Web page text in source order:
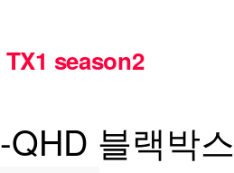
TX1 season2
-QHD 블랙박스